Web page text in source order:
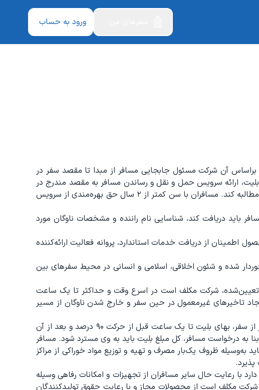
ورود به حساب
براساس آن شرکت مسئول جابجایی مسافر از مبدا تا مقصد سفر در
ارائه سرویس حمل و نقل و رساندن مسافر به مقصد مندرج در
بلیت، تکلیف شرکت و حق مسافر است. مسافر می‌تواند صدور بلیت دسته‌جمعی برای خود و همراهان خود را از شرکت مطالبه کند. مسافران با سن کمتر از ۲ سال حق بهره‌مندی از سرویس
باید دریافت کند، شناسایی نام راننده و مشخصات ناوگان مورد
از دریافت خدمات استاندارد، پروانه فعالیت ارائه‌کننده
شده و شئون اخلاقی، اسلامی و انسانی در محیط سفرهای بین
تعیین‌شده، شرکت مکلف است در اسرع وقت و حداکثر تا یک ساعت
تاخیرهای غیرمعمول در حین سفر و خارج شدن ناوگان از مسیر
مسافر حق دارد در چارچوب مقررات نسبت به انصراف از سفر و استرداد بلیت خود اقدام کند. در صورت انصراف مسافر از سفر، بهای بلیت تا یک ساعت قبل از حرکت ۹۰ درصد و بعد از آن
به درخواست مسافر، کل مبلغ بلیت باید به وی مسترد شود. مسافر
ظروف یک‌بار مصرف و تهیه و توزیع مواد خوراکی از مراکز
با رعایت حال سایر مسافران از تجهیزات و امکانات رفاهی وسیله
مکلف است از محصولات مجاز و با رعایت حقوق تولیدکنندگان